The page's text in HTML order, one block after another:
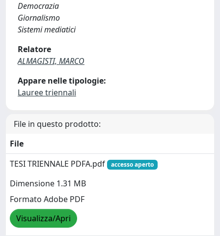
Democrazia
Giornalismo
Sistemi mediatici
Relatore
ALMAGISTI, MARCO
Appare nelle tipologie:
Lauree triennali
File in questo prodotto:
File
TESI TRIENNALE PDFA.pdf
accesso aperto
Dimensione 1.31 MB
Formato Adobe PDF
Visualizza/Apri